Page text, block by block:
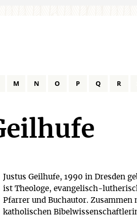
M N O P Q R
Justus Geilhufe, 1990 in Dresden
ist Theologe, evangelisch-
Pfarrer und Buchautor. Zusammen
katholischen